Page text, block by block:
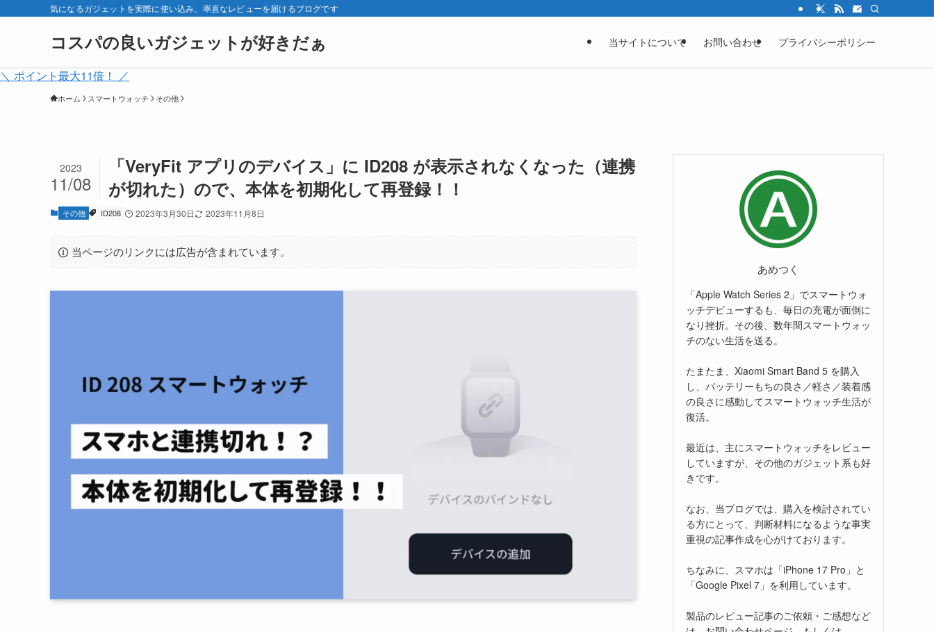
気になるガジェットを実際に使い込み、率直なレビューを届けるブログです
コスパの良いガジェットが好きだぁ 当サイトについて お問い合わせ プライバシーポリシー
＼ ポイント最大11倍！ ／
ホーム スマートウォッチ その他
「VeryFit アプリのデバイス」に ID208 が表示されなくなった（連携
が切れた）ので、本体を初期化して再登録！！
2023
11/08
その他 ID208 2023年3月30日 2023年11月8日
当ページのリンクには広告が含まれています。
あめつく
「Apple Watch Series 2」でスマートウォ
ッチデビューするも、毎日の充電が面倒に
なり挫折。その後、数年間スマートウォッ
チのない生活を送る。
たまたま、Xiaomi Smart Band 5 を購入
し、バッテリーもちの良さ／軽さ／装着感
の良さに感動してスマートウォッチ生活が
復活。
最近は、主にスマートウォッチをレビュー
していますが、その他のガジェット系も好
きです。
なお、当ブログでは、購入を検討されてい
る方にとって、判断材料になるような事実
重視の記事作成を心がけております。
ちなみに、スマホは「iPhone 17 Pro」と
「Google Pixel 7」を利用しています。
製品のレビュー記事のご依頼・ご感想など